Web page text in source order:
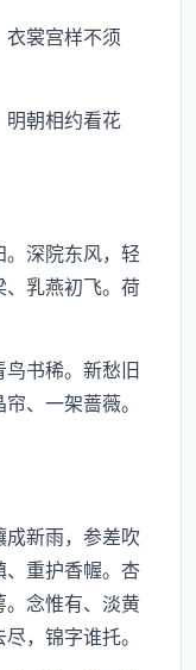
裳宫样不须
朝相约看花
深院东风，轻
乳燕初飞。荷
书稀。新愁旧
、一架蔷薇。
新雨，参差吹
重护香幄。杏
念惟有、淡黄
，锦字谁托。